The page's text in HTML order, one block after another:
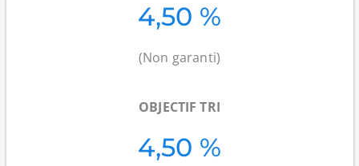
4,50 %
(Non garanti)
OBJECTIF TRI
4,50 %